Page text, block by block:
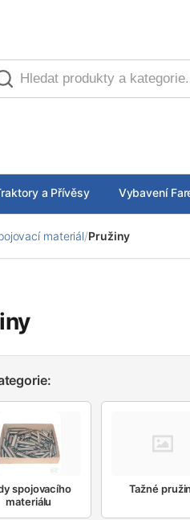
a Přívěsy Vybavení
materiál/Pružiny
spojovacího
materiálu
Tažné